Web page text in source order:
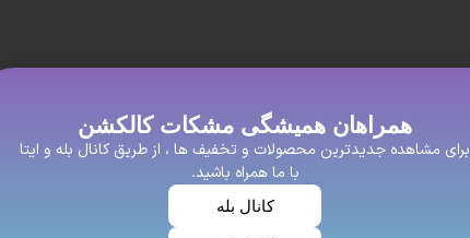
همراهان همیشگی مشکات کالکشن
برای مشاهده جدیدترین محصولات و تخفیف ها ، از طریق کانال بله و ایتا
با ما همراه باشید.
کانال بله